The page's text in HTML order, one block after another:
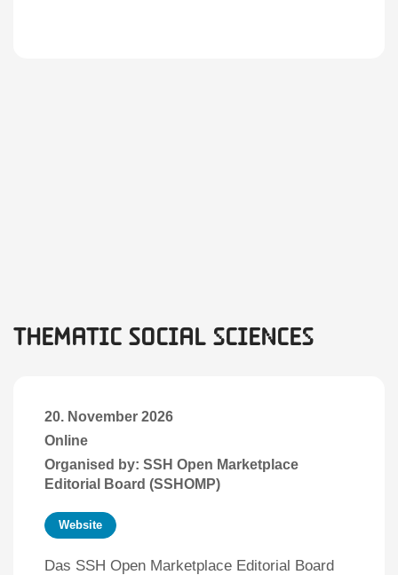
Thematic Social sciences
20. November 2026
Online
Organised by: SSH Open Marketplace
Editorial Board (SSHOMP)
Website
Das SSH Open Marketplace Editorial Board